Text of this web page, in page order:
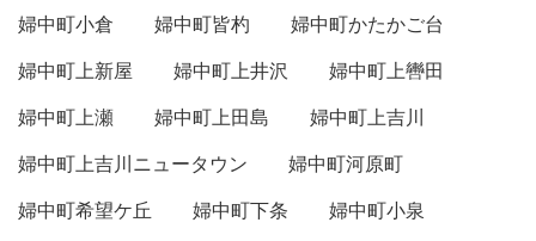
婦中町小倉
婦中町皆杓
婦中町かたかご台
婦中町上新屋
婦中町上井沢
婦中町上轡田
婦中町上瀬
婦中町上田島
婦中町上吉川
婦中町上吉川ニュータウン
婦中町河原町
婦中町希望ケ丘
婦中町下条
婦中町小泉